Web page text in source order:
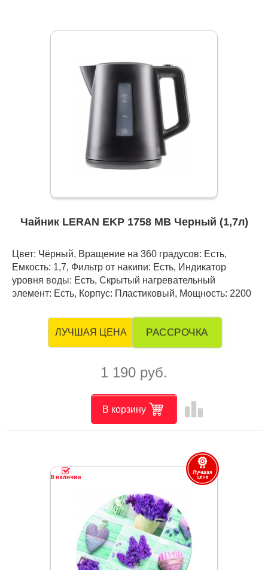
Чайник LERAN EKP 1758 MB Черный (1,7л)
Цвет: Чёрный, Вращение на 360 градусов: Есть,
Емкость: 1,7, Фильтр от накипи: Есть, Индикатор
уровня воды: Есть, Скрытый нагревательный
элемент: Есть, Корпус: Пластиковый, Мощность: 2200
ЛУЧШАЯ ЦЕНА РАССРОЧКА
1 190 руб.
В корзину leaderboard